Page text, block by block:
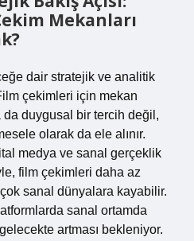
Mekanları
dair stratejik ve analitik
çekimleri için mekan
duygusal bir tercih değil,
olarak da ele alınır.
medya ve sanal gerçeklik
film çekimleri daha az
sanal dünyalara kayabilir.
sanal ortamda
artması bekleniyor.